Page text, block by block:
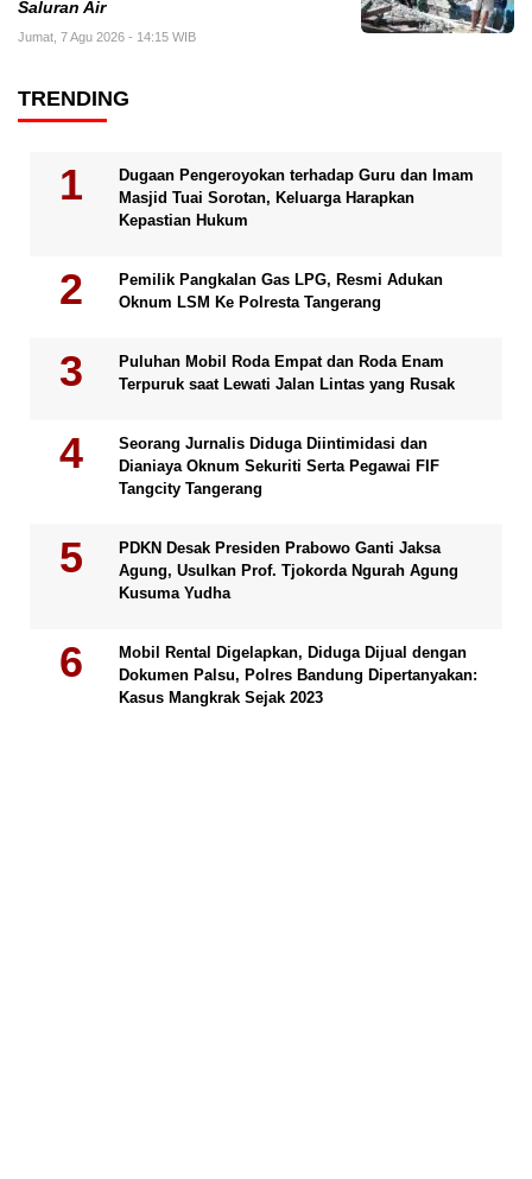
Saluran Air
Jumat, 7 Agu 2026 - 14:15 WIB
TRENDING
Dugaan Pengeroyokan terhadap Guru dan Imam
Masjid Tuai Sorotan, Keluarga Harapkan
Kepastian Hukum
Pemilik Pangkalan Gas LPG, Resmi Adukan
Oknum LSM Ke Polresta Tangerang
Puluhan Mobil Roda Empat dan Roda Enam
Terpuruk saat Lewati Jalan Lintas yang Rusak
Seorang Jurnalis Diduga Diintimidasi dan
Dianiaya Oknum Sekuriti Serta Pegawai FIF
Tangcity Tangerang
PDKN Desak Presiden Prabowo Ganti Jaksa
Agung, Usulkan Prof. Tjokorda Ngurah Agung
Kusuma Yudha
Mobil Rental Digelapkan, Diduga Dijual dengan
Dokumen Palsu, Polres Bandung Dipertanyakan:
Kasus Mangkrak Sejak 2023